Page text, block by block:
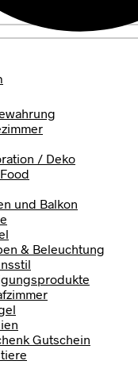
/ Deko
und Balkon
& Beleuchtung
Gutschein